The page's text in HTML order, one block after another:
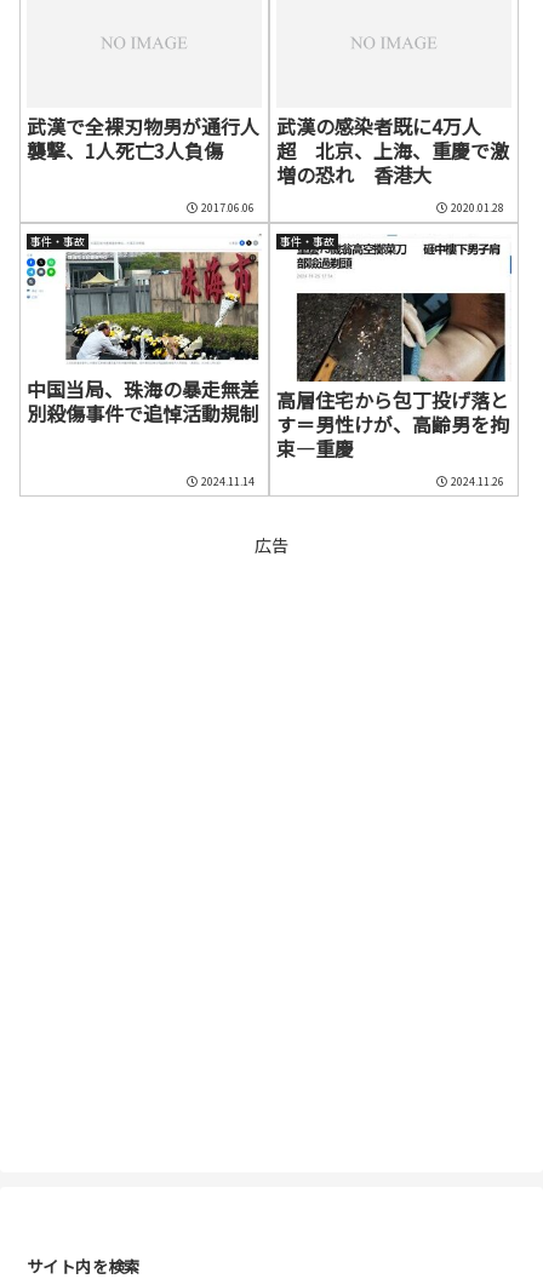
武漢で全裸刃物男が通行人
襲撃、1人死亡3人負傷
2017.06.06
武漢の感染者既に4万人
超 北京、上海、重慶で激
増の恐れ 香港大
2020.01.28
事件・事故
中国当局、珠海の暴走無差
別殺傷事件で追悼活動規制
2024.11.14
事件・事故
高層住宅から包丁投げ落と
す＝男性けが、高齢男を拘
束―重慶
2024.11.26
広告
サイト内を検索